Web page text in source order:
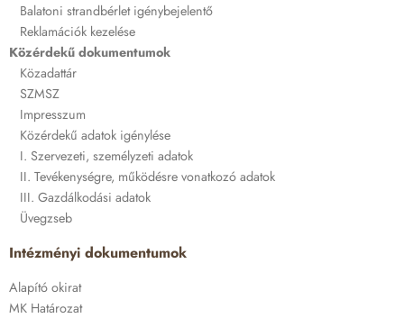
Balatoni strandbérlet igénybejelentő
Reklamációk kezelése
Közérdekű dokumentumok
Közadattár
SZMSZ
Impresszum
Közérdekű adatok igénylése
I. Szervezeti, személyzeti adatok
II. Tevékenységre, működésre vonatkozó adatok
III. Gazdálkodási adatok
Üvegzseb
Intézményi dokumentumok
Alapító okirat
MK Határozat